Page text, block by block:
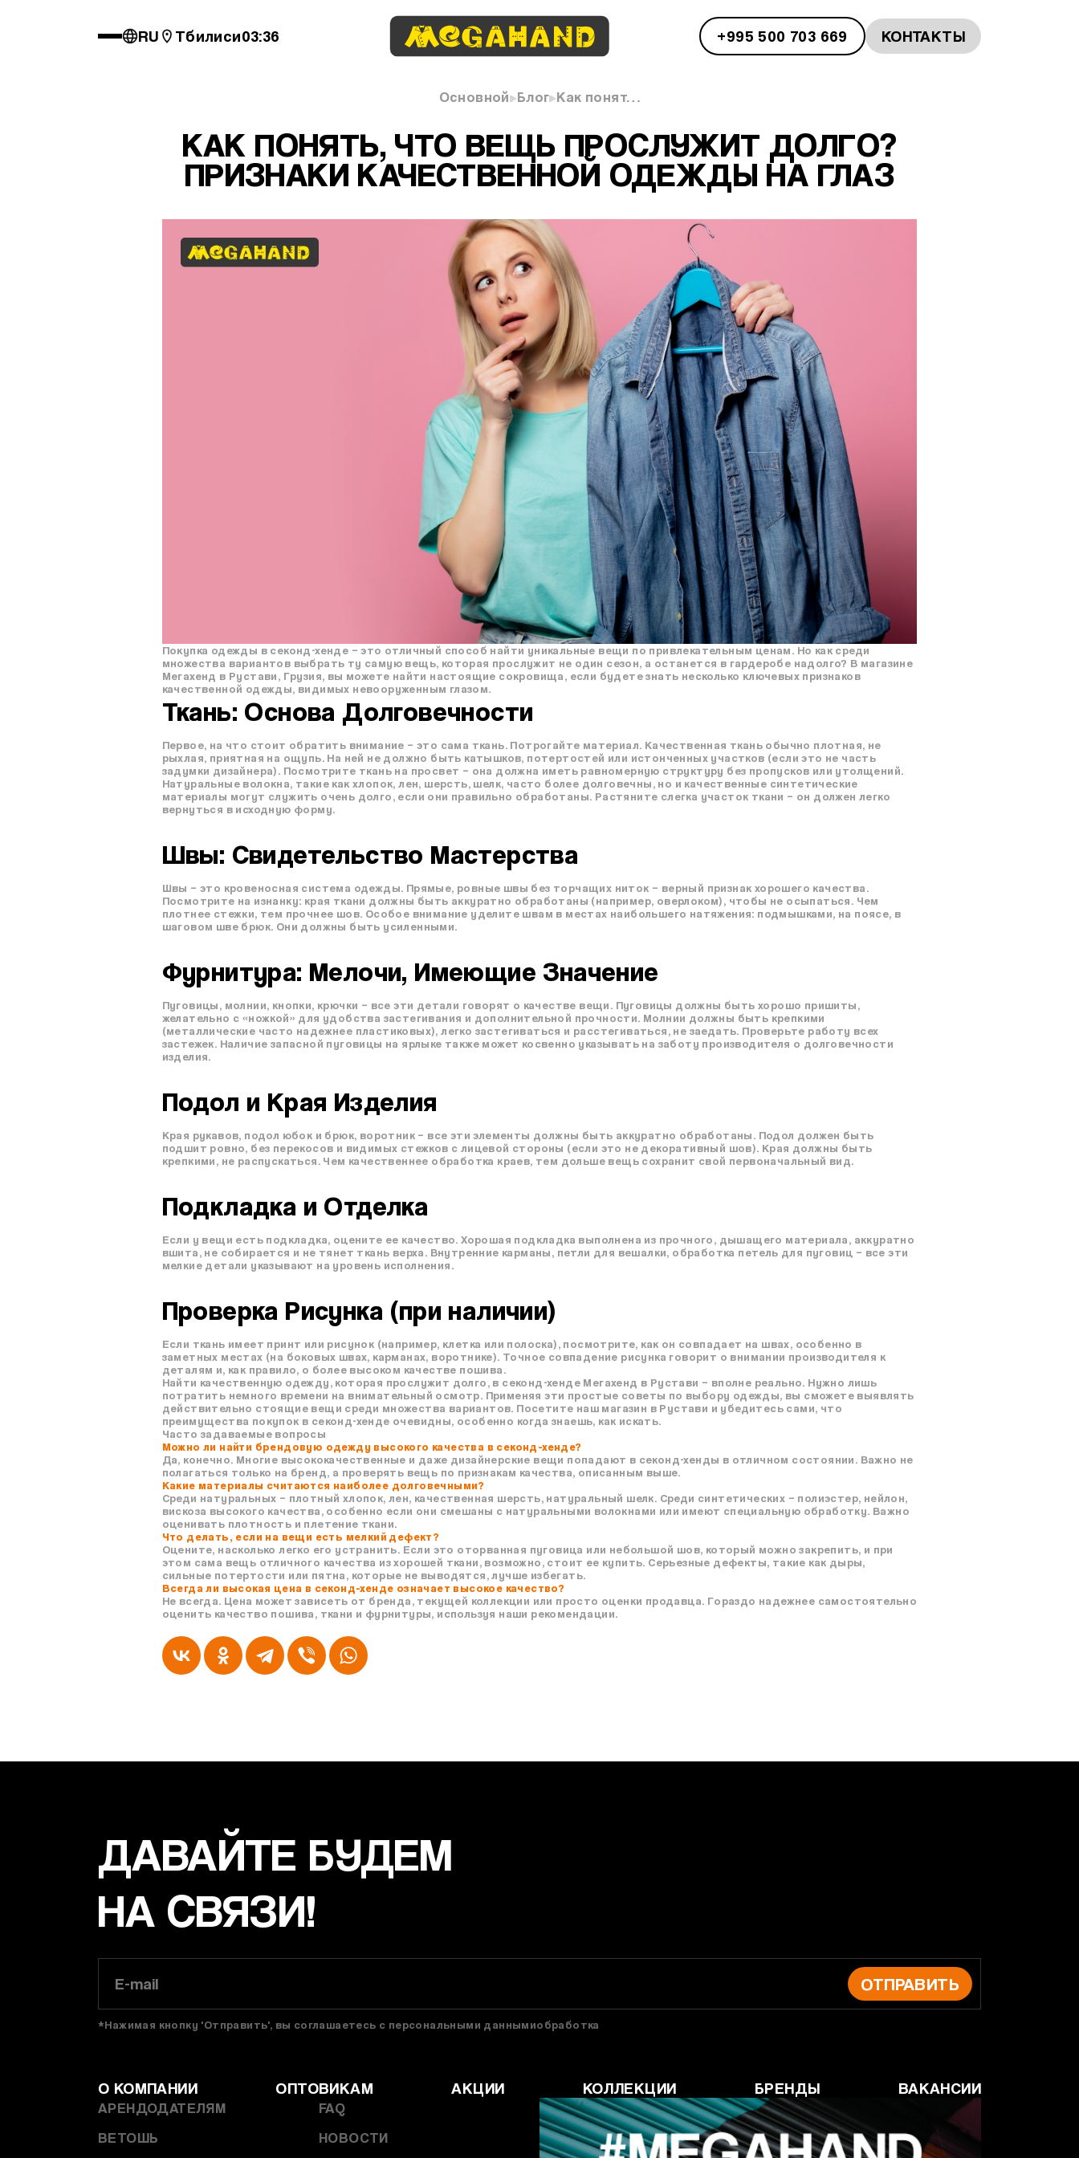
RU Тбилиси03:36 +995 500 703 669 КОНТАКТЫ
Основной Блог Как понят…
КАК ПОНЯТЬ, ЧТО ВЕЩЬ ПРОСЛУЖИТ ДОЛГО?
ПРИЗНАКИ КАЧЕСТВЕННОЙ ОДЕЖДЫ НА ГЛАЗ
Покупка одежды в секонд-хенде – это отличный способ найти уникальные вещи по привлекательным ценам. Но как среди
множества вариантов выбрать ту самую вещь, которая прослужит не один сезон, а останется в гардеробе надолго? В магазине
Мегахенд в Рустави, Грузия, вы можете найти настоящие сокровища, если будете знать несколько ключевых признаков
качественной одежды, видимых невооруженным глазом.
Ткань: Основа Долговечности
Первое, на что стоит обратить внимание – это сама ткань. Потрогайте материал. Качественная ткань обычно плотная, не
рыхлая, приятная на ощупь. На ней не должно быть катышков, потертостей или истонченных участков (если это не часть
задумки дизайнера). Посмотрите ткань на просвет – она должна иметь равномерную структуру без пропусков или утолщений.
Натуральные волокна, такие как хлопок, лен, шерсть, шелк, часто более долговечны, но и качественные синтетические
материалы могут служить очень долго, если они правильно обработаны. Растяните слегка участок ткани – он должен легко
вернуться в исходную форму.
Швы: Свидетельство Мастерства
Швы – это кровеносная система одежды. Прямые, ровные швы без торчащих ниток – верный признак хорошего качества.
Посмотрите на изнанку: края ткани должны быть аккуратно обработаны (например, оверлоком), чтобы не осыпаться. Чем
плотнее стежки, тем прочнее шов. Особое внимание уделите швам в местах наибольшего натяжения: подмышками, на поясе, в
шаговом шве брюк. Они должны быть усиленными.
Фурнитура: Мелочи, Имеющие Значение
Пуговицы, молнии, кнопки, крючки – все эти детали говорят о качестве вещи. Пуговицы должны быть хорошо пришиты,
желательно с «ножкой» для удобства застегивания и дополнительной прочности. Молнии должны быть крепкими
(металлические часто надежнее пластиковых), легко застегиваться и расстегиваться, не заедать. Проверьте работу всех
застежек. Наличие запасной пуговицы на ярлыке также может косвенно указывать на заботу производителя о долговечности
изделия.
Подол и Края Изделия
Края рукавов, подол юбок и брюк, воротник – все эти элементы должны быть аккуратно обработаны. Подол должен быть
подшит ровно, без перекосов и видимых стежков с лицевой стороны (если это не декоративный шов). Края должны быть
крепкими, не распускаться. Чем качественнее обработка краев, тем дольше вещь сохранит свой первоначальный вид.
Подкладка и Отделка
Если у вещи есть подкладка, оцените ее качество. Хорошая подкладка выполнена из прочного, дышащего материала, аккуратно
вшита, не собирается и не тянет ткань верха. Внутренние карманы, петли для вешалки, обработка петель для пуговиц – все эти
мелкие детали указывают на уровень исполнения.
Проверка Рисунка (при наличии)
Если ткань имеет принт или рисунок (например, клетка или полоска), посмотрите, как он совпадает на швах, особенно в
заметных местах (на боковых швах, карманах, воротнике). Точное совпадение рисунка говорит о внимании производителя к
деталям и, как правило, о более высоком качестве пошива.
Найти качественную одежду, которая прослужит долго, в секонд-хенде Мегахенд в Рустави – вполне реально. Нужно лишь
потратить немного времени на внимательный осмотр. Применяя эти простые советы по выбору одежды, вы сможете выявлять
действительно стоящие вещи среди множества вариантов. Посетите наш магазин в Рустави и убедитесь сами, что
преимущества покупок в секонд-хенде очевидны, особенно когда знаешь, как искать.
Часто задаваемые вопросы
Можно ли найти брендовую одежду высокого качества в секонд-хенде?
Да, конечно. Многие высококачественные и даже дизайнерские вещи попадают в секонд-хенды в отличном состоянии. Важно не
полагаться только на бренд, а проверять вещь по признакам качества, описанным выше.
Какие материалы считаются наиболее долговечными?
Среди натуральных – плотный хлопок, лен, качественная шерсть, натуральный шелк. Среди синтетических – полиэстер, нейлон,
вискоза высокого качества, особенно если они смешаны с натуральными волокнами или имеют специальную обработку. Важно
оценивать плотность и плетение ткани.
Что делать, если на вещи есть мелкий дефект?
Оцените, насколько легко его устранить. Если это оторванная пуговица или небольшой шов, который можно закрепить, и при
этом сама вещь отличного качества из хорошей ткани, возможно, стоит ее купить. Серьезные дефекты, такие как дыры,
сильные потертости или пятна, которые не выводятся, лучше избегать.
Всегда ли высокая цена в секонд-хенде означает высокое качество?
Не всегда. Цена может зависеть от бренда, текущей коллекции или просто оценки продавца. Гораздо надежнее самостоятельно
оценить качество пошива, ткани и фурнитуры, используя наши рекомендации.
ДАВАЙТЕ БУДЕМ
НА СВЯЗИ!
ОТПРАВИТЬ
*Нажимая кнопку 'Отправить', вы соглашаетесь с персональными даннымиобработка
О КОМПАНИИ ОПТОВИКАМ АКЦИИ КОЛЛЕКЦИИ БРЕНДЫ ВАКАНСИИ
АРЕНДОДАТЕЛЯМ
ВЕТОШЬ
FAQ
НОВОСТИ